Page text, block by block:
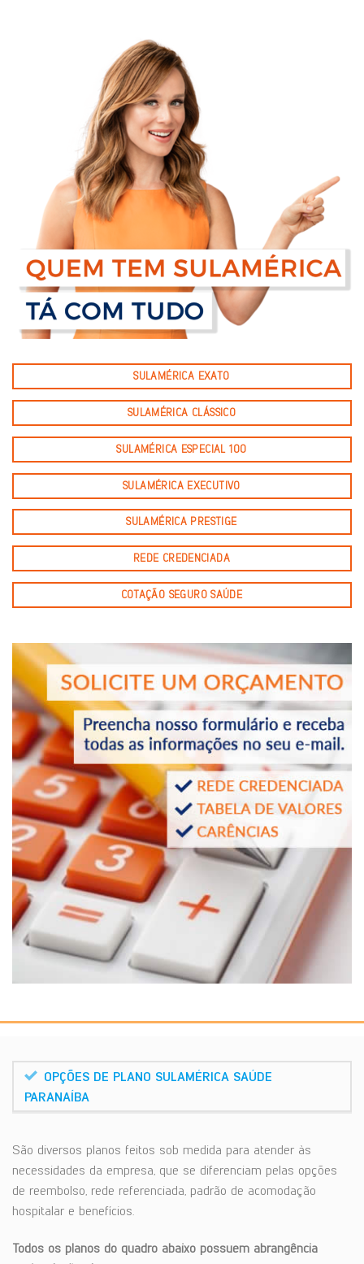
SULAMÉRICA EXATO
SULAMÉRICA CLÁSSICO
SULAMÉRICA ESPECIAL 100
SULAMÉRICA EXECUTIVO
SULAMÉRICA PRESTIGE
REDE CREDENCIADA
COTAÇÃO SEGURO SAÚDE
OPÇÕES DE PLANO SULAMÉRICA SAÚDE
PARANAÍBA
São diversos planos feitos sob medida para atender às
necessidades da empresa, que se diferenciam pelas opções
de reembolso, rede referenciada, padrão de acomodação
hospitalar e benefícios.
Todos os planos do quadro abaixo possuem abrangência